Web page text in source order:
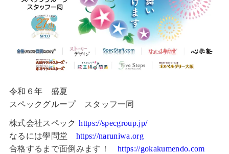
令和６年 盛夏
スペックグループ スタッフ一同
株式会社スペックhttps://specgroup.jp/
なるには學問堂 https://naruniwa.org
合格するまで面倒みます！https://gokakumendo.com